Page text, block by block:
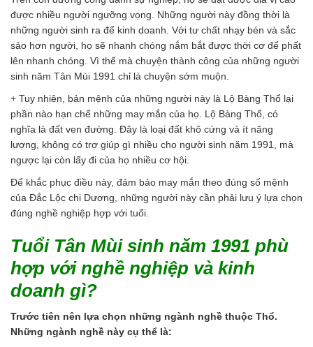
được nhiều người ngưỡng vọng. Những người này đồng thời là
những người sinh ra để kinh doanh. Với tư chất nhạy bén và sắc
sảo hơn người, họ sẽ nhanh chóng nắm bắt được thời cơ để phất
lên nhanh chóng. Vì thế mà chuyện thành công của những người
sinh năm Tân Mùi 1991 chỉ là chuyện sớm muộn.
+ Tuy nhiên, bản mệnh của những người này là Lộ Bàng Thổ lại
phần nào hạn chế những may mắn của họ. Lộ Bàng Thổ, có
nghĩa là đất ven đường. Đây là loại đất khô cứng và ít năng
lượng, không có trợ giúp gì nhiều cho người sinh năm 1991, mà
ngược lại còn lấy đi của họ nhiều cơ hội.
Để khắc phục điều này, đảm bảo may mắn theo đúng số mệnh
của Đắc Lộc chi Dương, những người này cần phải lưu ý lựa chọn
đúng nghề nghiệp hợp với tuổi.
Tuổi Tân Mùi sinh năm 1991 phù
hợp với nghề nghiệp và kinh
doanh gì?
Trước tiên nên lựa chọn những ngành nghề thuộc Thổ.
Những ngành nghề này cụ thể là: